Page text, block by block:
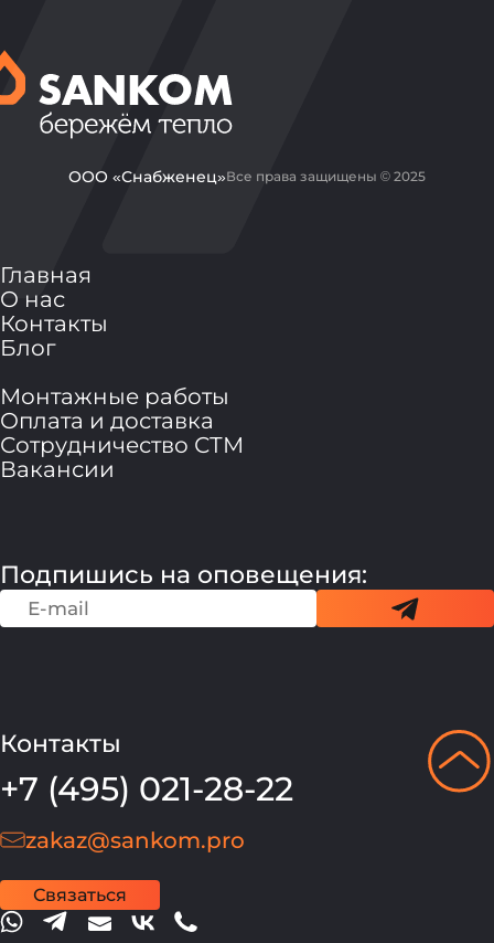
ООО «Снабженец»Все права защищены © 2025
Главная
О нас
Контакты
Блог
Монтажные работы
Оплата и доставка
Сотрудничество СТМ
Вакансии
Подпишись на оповещения:
Контакты
+7 (495) 021-28-22
zakaz@sankom.pro
Связаться